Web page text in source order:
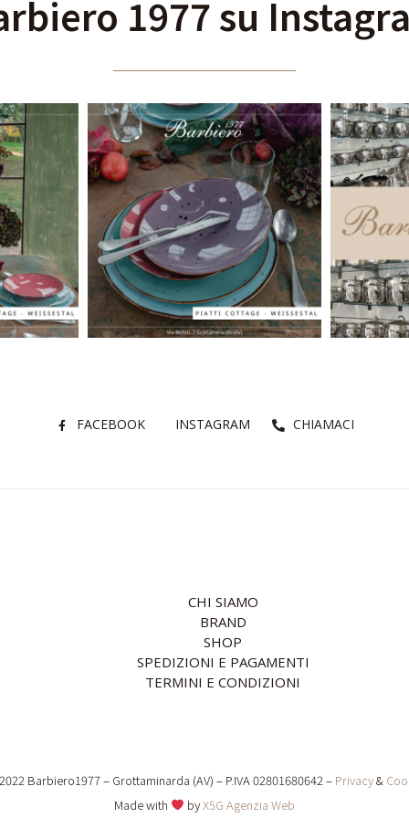
1977 su
FACEBOOK INSTAGRAM CHIAMACI
CHI SIAMO
BRAND
SHOP
SPEDIZIONI E PAGAMENTI
TERMINI E CONDIZIONI
Barbiero1977 – Grottaminarda (AV) – P.IVA 02801680642 – Privacy&
Made with
byX5G Agenzia Web